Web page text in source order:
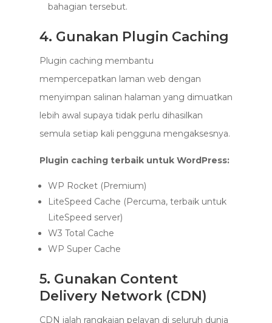
bahagian tersebut.
4. Gunakan Plugin Caching
Plugin caching membantu
mempercepatkan laman web dengan
menyimpan salinan halaman yang dimuatkan
lebih awal supaya tidak perlu dihasilkan
semula setiap kali pengguna mengaksesnya.
Plugin caching terbaik untuk WordPress:
WP Rocket (Premium)
LiteSpeed Cache (Percuma, terbaik untuk
LiteSpeed server)
W3 Total Cache
WP Super Cache
5. Gunakan Content
Delivery Network (CDN)
CDN ialah rangkaian pelayan di seluruh dunia